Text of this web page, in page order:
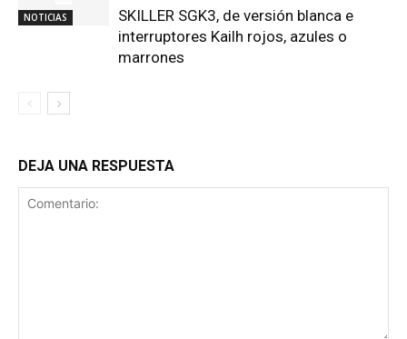
NOTICIAS
SKILLER SGK3, de versión blanca e
interruptores Kailh rojos, azules o
marrones
DEJA UNA RESPUESTA